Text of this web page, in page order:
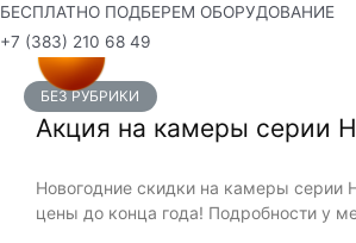
БЕСПЛАТНО ПОДБЕРЕМ ОБОРУДОВАНИЕ
+7 (383) 210 68 49
БЕЗ РУБРИКИ
Акция на камеры серии
Новогодние скидки на камеры серии
цены до конца года! Подробности у